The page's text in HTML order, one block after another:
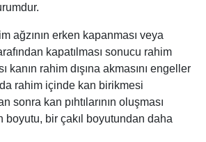
ağzının erken kapanması veya
kapatılması sonucu rahim
kanın rahim dışına akmasını engeller
rahim içinde kan birikmesi
sonra kan pıhtılarının oluşması
boyutu, bir çakıl boyutundan daha